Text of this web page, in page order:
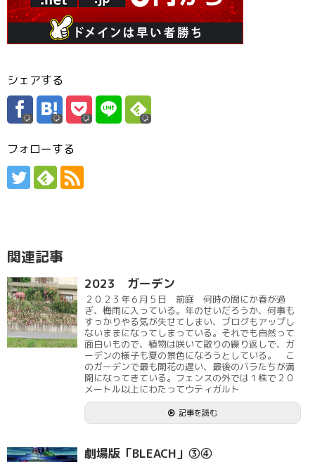
シェアする
フォローする
関連記事
2023 ガーデン
２０２３年６月５日 前庭 何時の間にか春が過
ぎ、梅雨に入っている。年のせいだろうか、何事も
すっかりやる気が失せてしまい、ブログもアップし
ないままになってしまっている。それでも自然って
面白いもので、植物は咲いて散りの繰り返しで、ガ
ーデンの様子も夏の景色になろうとしている。 こ
のガーデンで最も開花の遅い、最後のバラたちが満
開になってきている。フェンスの外では１株で２０
メートル以上にわたってウティガルト
記事を読む
劇場版「BLEACH」③④